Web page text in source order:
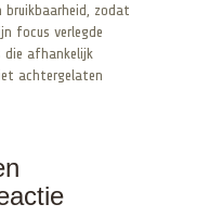
zodat
focus verlegde
die afhankelijk
achtergelaten